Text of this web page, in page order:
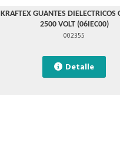
KRAFTEX GUANTES DIELECTRICOS
2500 VOLT (06IEC00)
002355
Detalle